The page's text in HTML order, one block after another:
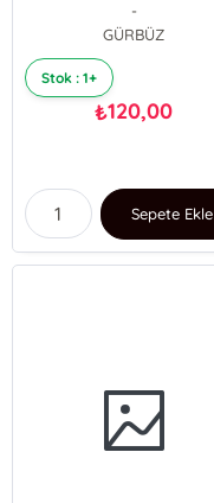
-
GÜRBÜZ
Stok : 1+
₺120,00
Sepete Ekle